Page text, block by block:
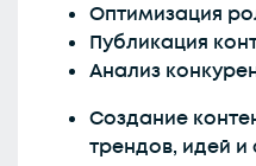
Оптимизация
Публикация
Анализ
Создание
трендов, идей и